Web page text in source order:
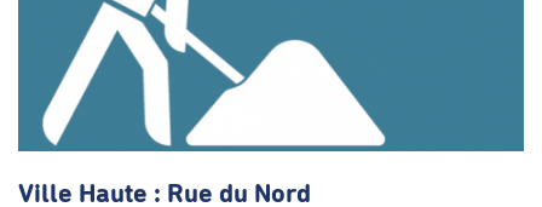
Ville Haute : Rue du Nord